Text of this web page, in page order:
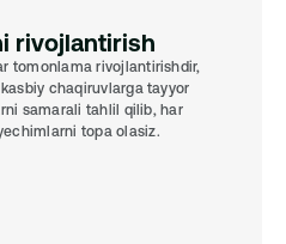
rivojlantirish
tomonlama rivojlantirishdir,
chaqiruvlarga tayyor
samarali tahlil qilib, har
topa olasiz.